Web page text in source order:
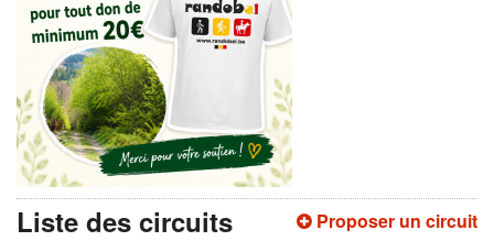
INSCRIPTION GRATUITE
MOT DE PASSE OUBLIÉ
Proposer un circuit
Liste des circuits